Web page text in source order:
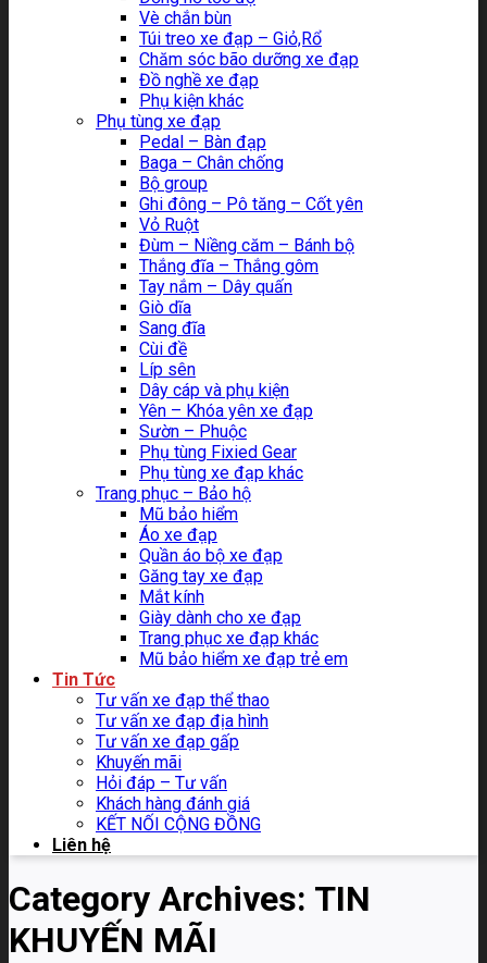
Vè chắn bùn
Túi treo xe đạp – Giỏ,Rổ
Chăm sóc bão dưỡng xe đạp
Đồ nghề xe đạp
Phụ kiện khác
Phụ tùng xe đạp
Pedal – Bàn đạp
Baga – Chân chống
Bộ group
Ghi đông – Pô tăng – Cốt yên
Vỏ Ruột
Đùm – Niềng căm – Bánh bộ
Thắng đĩa – Thắng gôm
Tay nắm – Dây quấn
Giò dĩa
Sang đĩa
Cùi đề
Líp sên
Dây cáp và phụ kiện
Yên – Khóa yên xe đạp
Sườn – Phuộc
Phụ tùng Fixied Gear
Phụ tùng xe đạp khác
Trang phục – Bảo hộ
Mũ bảo hiểm
Áo xe đạp
Quần áo bộ xe đạp
Găng tay xe đạp
Mắt kính
Giày dành cho xe đạp
Trang phục xe đạp khác
Mũ bảo hiểm xe đạp trẻ em
Tin Tức
Tư vấn xe đạp thể thao
Tư vấn xe đạp địa hình
Tư vấn xe đạp gấp
Khuyến mãi
Hỏi đáp – Tư vấn
Khách hàng đánh giá
KẾT NỐI CỘNG ĐỒNG
Liên hệ
Category Archives: TIN
KHUYẾN MÃI